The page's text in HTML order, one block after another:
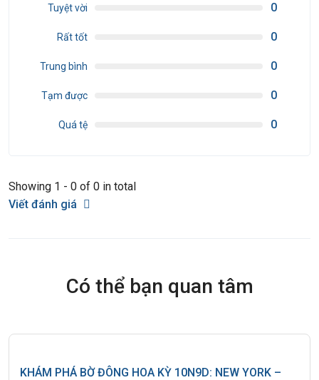
Tuyệt vời 0
Rất tốt 0
Trung bình 0
Tạm được 0
Quá tệ 0
Showing 1 - 0 of 0 in total
Viết đánh giá
Có thể bạn quan tâm
KHÁM PHÁ BỜ ĐÔNG HOA KỲ 10N9D: NEW YORK –